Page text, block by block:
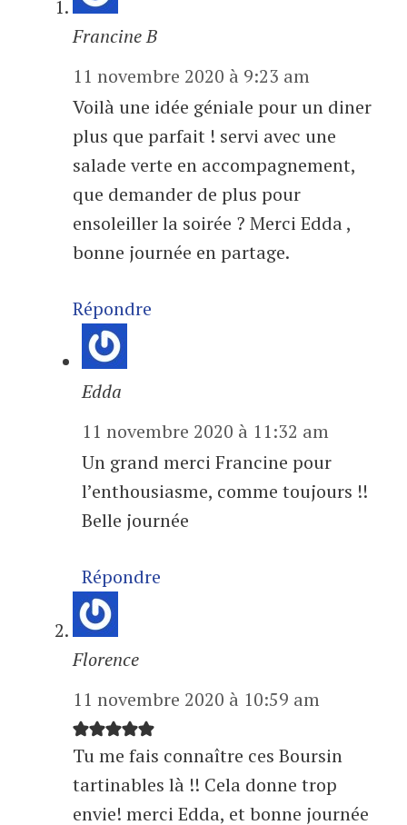
Francine B
11 novembre 2020 à 9:23 am
Voilà une idée géniale pour un diner
plus que parfait ! servi avec une
salade verte en accompagnement,
que demander de plus pour
ensoleiller la soirée ? Merci Edda ,
bonne journée en partage.
Répondre
Edda
11 novembre 2020 à 11:32 am
Un grand merci Francine pour
l’enthousiasme, comme toujours !!
Belle journée
Répondre
Florence
11 novembre 2020 à 10:59 am
Tu me fais connaître ces Boursin
tartinables là !! Cela donne trop
envie! merci Edda, et bonne journée